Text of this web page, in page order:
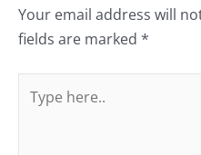
Your email address will
fields are marked *